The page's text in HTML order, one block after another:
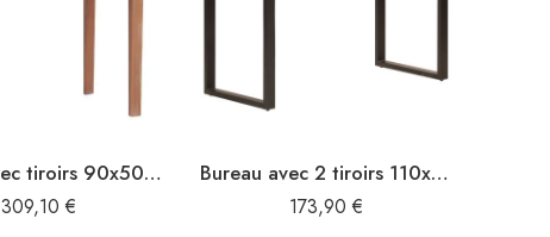
Bureau avec tiroirs 90x50x101 cm Bois de récupération solide
309,10 €
Bureau avec 2 tiroirs 110x50x77 cm Bois solide de Sesham
173,90 €